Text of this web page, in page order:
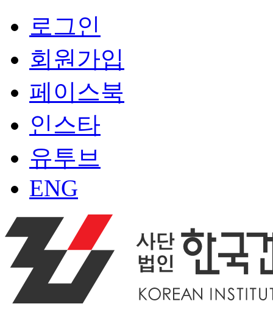
로그인
회원가입
페이스북
인스타
유투브
ENG